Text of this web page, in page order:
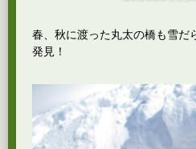
春、秋に渡った丸太の橋も雪だ
発見！